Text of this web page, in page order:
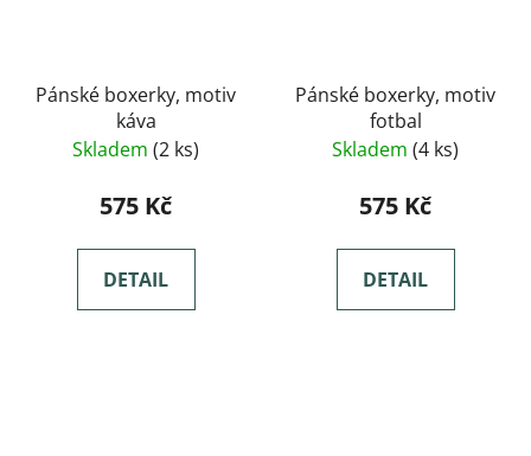
Pánské boxerky, motiv
káva
Skladem (2 ks)
575 Kč
DETAIL
Pánské boxerky, motiv
fotbal
Skladem (4 ks)
575 Kč
DETAIL